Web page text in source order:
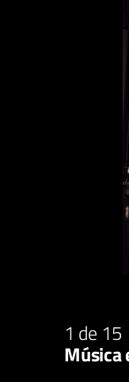
1 de 15
Música